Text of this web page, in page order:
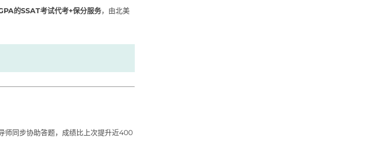
的SSAT考试代考+保分服务，由北美
师同步协助答题，成绩比上次提升近400